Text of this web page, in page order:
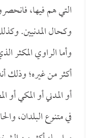
التي هم فيها،
وكحال المدنيين.
وأما الراوي المكثر
أكثر من غيره؛ وذلك
أو المدني أو المكي
في متنوع البلدان،